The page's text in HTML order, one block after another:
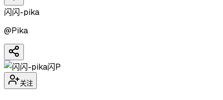
闪闪-pika
@Pika
闪P
关注